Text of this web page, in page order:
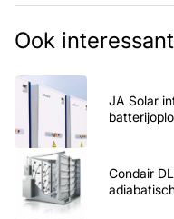
Ook interessant
JA Solar
Condair